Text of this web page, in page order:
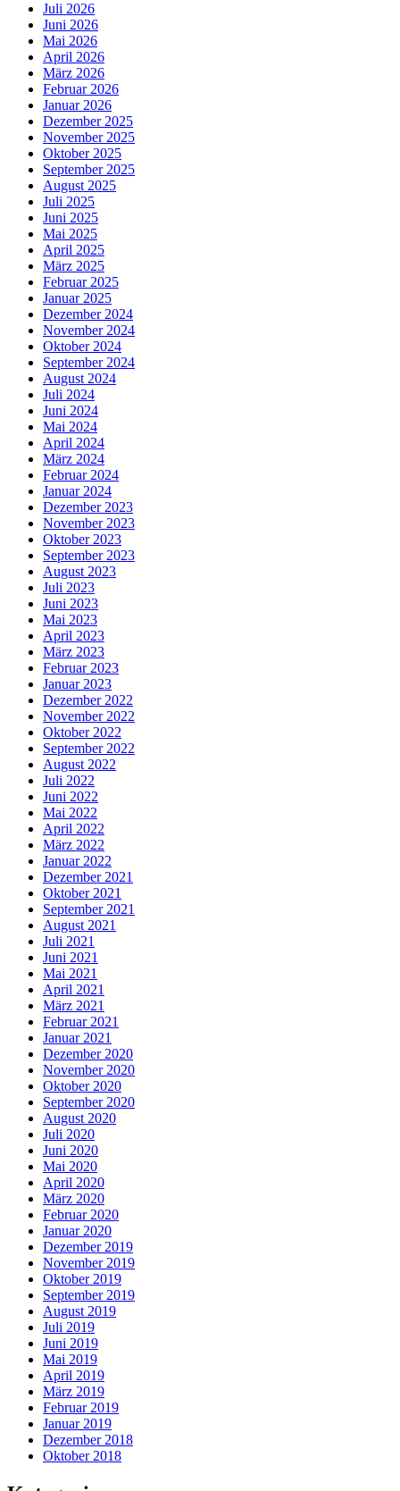
Juli 2026
Juni 2026
Mai 2026
April 2026
März 2026
Februar 2026
Januar 2026
Dezember 2025
November 2025
Oktober 2025
September 2025
August 2025
Juli 2025
Juni 2025
Mai 2025
April 2025
März 2025
Februar 2025
Januar 2025
Dezember 2024
November 2024
Oktober 2024
September 2024
August 2024
Juli 2024
Juni 2024
Mai 2024
April 2024
März 2024
Februar 2024
Januar 2024
Dezember 2023
November 2023
Oktober 2023
September 2023
August 2023
Juli 2023
Juni 2023
Mai 2023
April 2023
März 2023
Februar 2023
Januar 2023
Dezember 2022
November 2022
Oktober 2022
September 2022
August 2022
Juli 2022
Juni 2022
Mai 2022
April 2022
März 2022
Januar 2022
Dezember 2021
Oktober 2021
September 2021
August 2021
Juli 2021
Juni 2021
Mai 2021
April 2021
März 2021
Februar 2021
Januar 2021
Dezember 2020
November 2020
Oktober 2020
September 2020
August 2020
Juli 2020
Juni 2020
Mai 2020
April 2020
März 2020
Februar 2020
Januar 2020
Dezember 2019
November 2019
Oktober 2019
September 2019
August 2019
Juli 2019
Juni 2019
Mai 2019
April 2019
März 2019
Februar 2019
Januar 2019
Dezember 2018
Oktober 2018